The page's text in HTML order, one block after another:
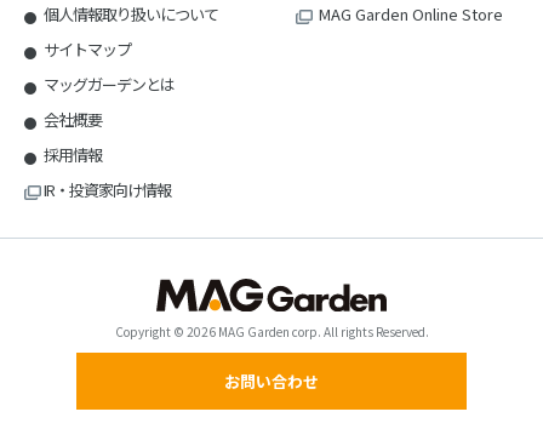
個人情報取り扱いについて
サイトマップ
マッグガーデンとは
会社概要
採用情報
IR・投資家向け情報
MAG Garden Online Store
Copyright © 2026 MAG Garden corp. All rights Reserved.
お問い合わせ